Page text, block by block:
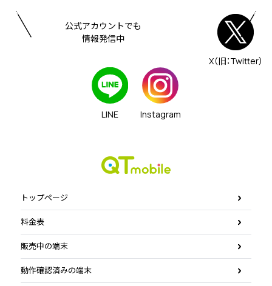
審査によりお申込みが不適切と判断した場合は、自動的に
お申込みをキャンセルします。
〇ご利用中の端末および機種変更後の端末のSIMカードサ
イズに変更がないか、必ずご確認ください。
SIMカードサイズが異なる場合はサイズ変更が必要となり
ますので、QTモバイル お問合せ窓口へご連絡くださ
ご利用中の端末のSIMカードサイズ：
さい。 ※記載が無い場合は、メーカーHPでご確認くださ
ージからご確認ください。
公式アカウントでも
情報発信中
X（旧：Twitter）
LINE Instagram
トップページ
料金表
販売中の端末
動作確認済みの端末